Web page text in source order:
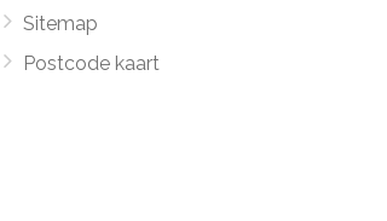
Sitemap
Postcode kaart